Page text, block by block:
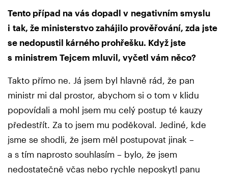
Tento případ na vás dopadl v negativním smyslu
i tak, že ministerstvo zahájilo prověřování, zda jste
se nedopustil kárného prohřešku. Když jste
s ministrem Tejcem mluvil, vyčetl vám něco?
Takto přímo ne. Já jsem byl hlavně rád, že pan
ministr mi dal prostor, abychom si o tom v klidu
popovídali a mohl jsem mu celý postup té kauzy
předestřít. Za to jsem mu poděkoval. Jediné, kde
jsme se shodli, že jsem měl postupovat jinak –
a s tím naprosto souhlasím – bylo, že jsem
nedostatečně včas nebo rychle neposkytl panu